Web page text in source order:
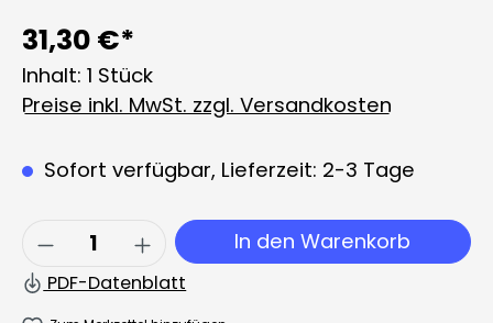
31,30 €*
Inhalt: 1 Stück
Preise inkl. MwSt. zzgl. Versandkosten
Sofort verfügbar, Lieferzeit: 2-3 Tage
Produkt Anzahl: Gib den
In den Warenkorb
PDF-Datenblatt